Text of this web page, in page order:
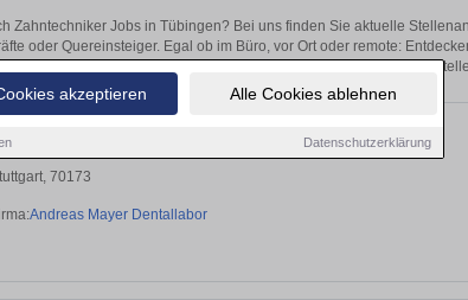
akzeptieren Alle Cookies ablehnen
Datenschutzerklärung
Zahntechniker Jobs in Tübingen? Bei uns finden Sie aktuelle
oder Quereinsteiger. Egal ob im Büro, vor Ort oder remote:
sich direkt auf passende Zahntechniker-
in in Voll und Teilzeit
70173
Andreas Mayer Dentallabor